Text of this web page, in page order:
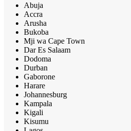
Abuja
Accra
Arusha
Bukoba
Mji wa Cape Town
Dar Es Salaam
Dodoma
Durban
Gaborone
Harare
Johannesburg
Kampala
Kigali
Kisumu